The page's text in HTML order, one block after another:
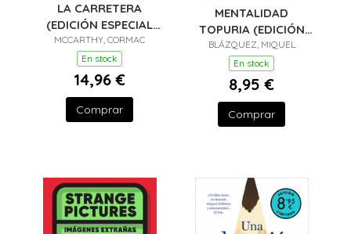
LA CARRETERA
(EDICIÓN ESPECIAL
EN TAPA DURA)
MCCARTHY, CORMAC
En stock
14,96 €
Comprar
MENTALIDAD
TOPURIA (EDICIÓN
LIMITADA)
BLÁZQUEZ, MIQUEL
En stock
8,95 €
Comprar